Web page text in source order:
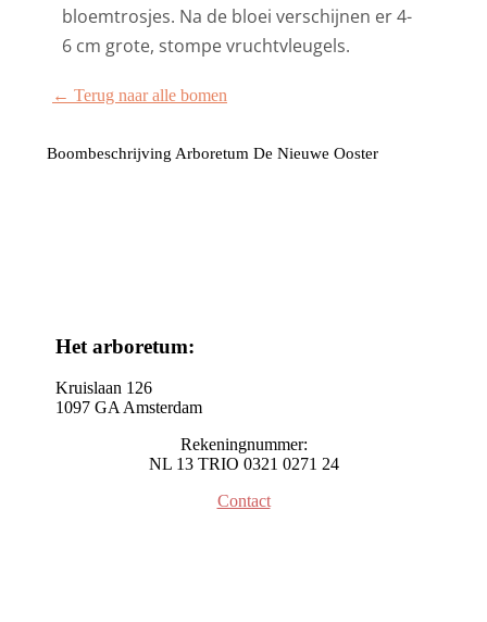
bloemtrosjes. Na de bloei verschijnen er 4-
6 cm grote, stompe vruchtvleugels.
← Terug naar alle bomen
Boombeschrijving Arboretum De Nieuwe Ooster
Het arboretum:
Kruislaan 126
1097 GA Amsterdam
Rekeningnummer:
NL 13 TRIO 0321 0271 24
Contact